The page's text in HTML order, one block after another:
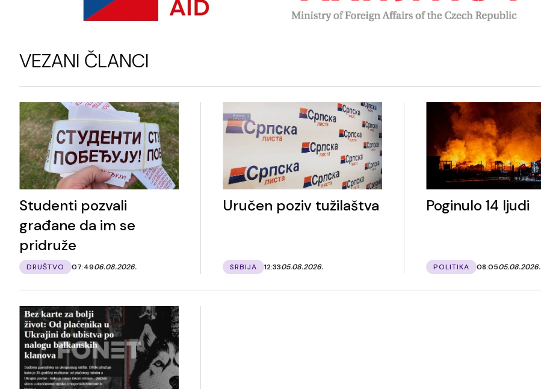
VEZANI ČLANCI
Studenti pozvali
građane da im se
pridruže
DRUŠTVO 07:4906.08.2026.
Uručen poziv tužilaštva
SRBIJA 12:3305.08.2026.
Poginulo 14 ljudi
POLITIKA 08:0505.08.2026.